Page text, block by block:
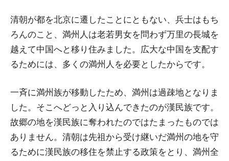
清朝が都を北京に遷したことにともない、兵士はもち
ろんのこと、満州人は老若男女を問わず万里の長城を
越えて中国へと移り住みました。広大な中国を支配す
るためには、多くの満州人を必要としたからです。
一斉に満州族が移動したため、満州は過疎地となりま
した。そこへどっと入り込んできたのが漢民族です。
故郷の地を漢民族に奪われたのではたまったものでは
ありません。清朝は先祖から受け継いだ満州の地を守
るために漢民族の移住を禁止する政策をとり、満州全